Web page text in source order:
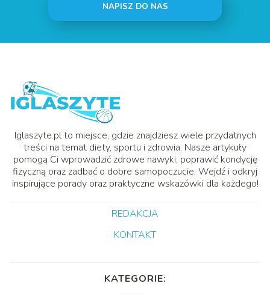
NAPISZ DO NAS
Iglaszyte.pl to miejsce, gdzie znajdziesz wiele przydatnych
treści na temat diety, sportu i zdrowia. Nasze artykuły
pomogą Ci wprowadzić zdrowe nawyki, poprawić kondycję
fizyczną oraz zadbać o dobre samopoczucie. Wejdź i odkryj
inspirujące porady oraz praktyczne wskazówki dla każdego!
REDAKCJA
KONTAKT
KATEGORIE: